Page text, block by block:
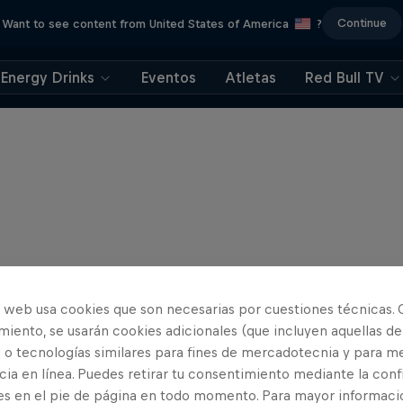
Want to see content from United States of America ? Continue
Energy Drinks Eventos Atletas Red Bull TV
web usa cookies que son necesarias por cuestiones técnicas.
se usarán cookies adicionales (que incluyen aquellas de
tecnologías similares para fines de mercadotecnia y para
en línea. Puedes retirar tu consentimiento mediante la
en el pie de página en todo momento. Para mayor